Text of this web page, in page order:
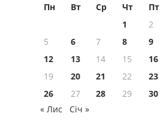
Пн Вт Ср Чт Пт
1
2
5
6 7 8 9
12
13 14 15 16
19
20 21 22 23
26
27 28 29 30
« Лис
Січ »